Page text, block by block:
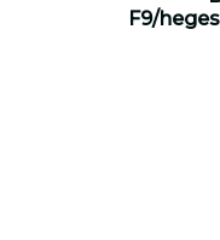
F9/